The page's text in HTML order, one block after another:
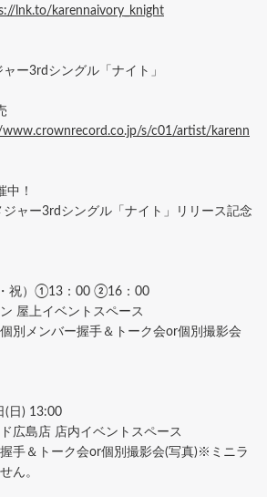
lnk.to/karennaivory_knight
ー3rdシングル「ナイト」
www.crownrecord.co.jp/s/c01/artist/karenn
中！
ジャー3rdシングル「ナイト」リリース記念
・祝）①13：00 ②16：00
屋上イベントスペース
別メンバー握手＆トーク会or個別撮影会
(日) 13:00
広島店 店内イベントスペース
握手＆トーク会or個別撮影会(写真)※ミニラ
ん。